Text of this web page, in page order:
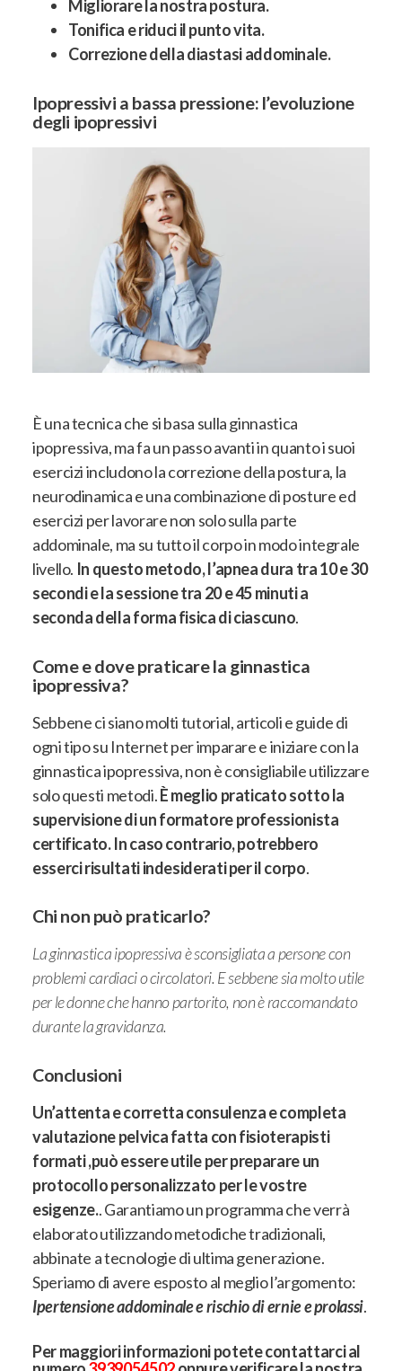
Migliorare la nostra postura.
Tonifica e riduci il punto vita.
Correzione della diastasi addominale.
Ipopressivi a bassa pressione: l’evoluzione
degli ipopressivi
È una tecnica che si basa sulla ginnastica
ipopressiva, ma fa un passo avanti in quanto i suoi
esercizi includono la correzione della postura, la
neurodinamica e una combinazione di posture ed
esercizi per lavorare non solo sulla parte
addominale, ma su tutto il corpo in modo integrale
livello. In questo metodo, l’apnea dura tra 10 e 30
secondi e la sessione tra 20 e 45 minuti a
seconda della forma fisica di ciascuno.
Come e dove praticare la ginnastica
ipopressiva?
Sebbene ci siano molti tutorial, articoli e guide di
ogni tipo su Internet per imparare e iniziare con la
ginnastica ipopressiva, non è consigliabile utilizzare
solo questi metodi.È meglio praticato sotto la
supervisione di un formatore professionista
certificato. In caso contrario, potrebbero
esserci risultati indesiderati per il corpo.
Chi non può praticarlo?
La ginnastica ipopressiva è sconsigliata a persone con
problemi cardiaci o circolatori. E sebbene sia molto utile
per le donne che hanno partorito, non è raccomandato
durante la gravidanza.
Conclusioni
Un’attenta e corretta consulenza e completa
valutazione pelvica fatta con fisioterapisti
formati ,può essere utile per preparare un
protocollo personalizzato per le vostre
esigenze.. Garantiamo un programma che verrà
elaborato utilizzando metodiche tradizionali,
abbinate a tecnologie di ultima generazione.
Speriamo di avere esposto al meglio l’argomento:
Ipertensione addominale e rischio di ernie e prolassi.
Per maggiori informazioni potete contattarci al